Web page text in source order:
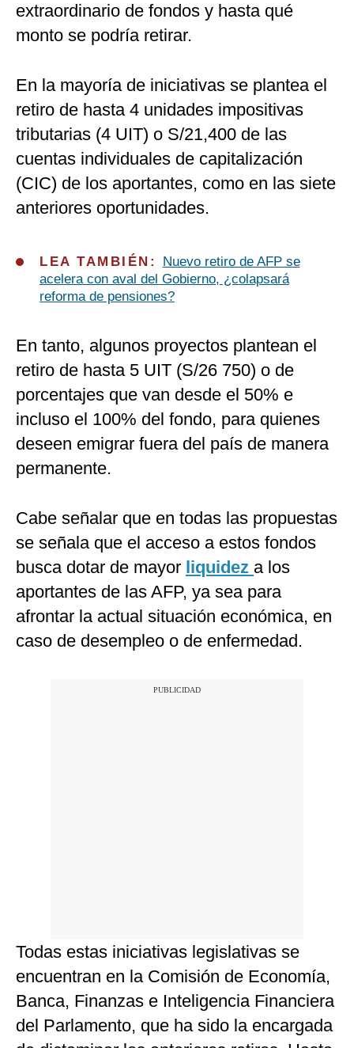
extraordinario de fondos y hasta qué
monto se podría retirar.
En la mayoría de iniciativas se plantea el
retiro de hasta 4 unidades impositivas
tributarias (4 UIT) o S/21,400 de las
cuentas individuales de capitalización
(CIC) de los aportantes, como en las siete
anteriores oportunidades.
LEA TAMBIÉN:
Nuevo retiro de AFP se
acelera con aval del Gobierno, ¿colapsará
reforma de pensiones?
En tanto, algunos proyectos plantean el
retiro de hasta 5 UIT (S/26 750) o de
porcentajes que van desde el 50% e
incluso el 100% del fondo, para quienes
deseen emigrar fuera del país de manera
permanente.
Cabe señalar que en todas las propuestas
se señala que el acceso a estos fondos
busca dotar de mayor liquidez a los
aportantes de las AFP, ya sea para
afrontar la actual situación económica, en
caso de desempleo o de enfermedad.
Todas estas iniciativas legislativas se
encuentran en la Comisión de Economía,
Banca, Finanzas e Inteligencia Financiera
del Parlamento, que ha sido la encargada